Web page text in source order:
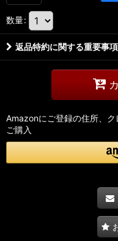
数量:
返品特約に関する重要事項
Amazonにご登録の住所、
ご購入